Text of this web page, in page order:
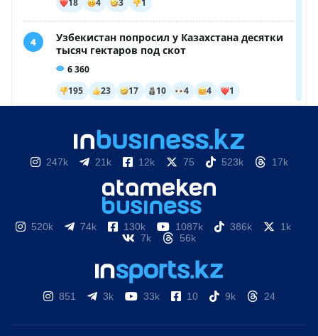
247k 21k 12k 75 523k 17k
520k 74k 130k 1087k 386k
1k
7k
56k
851 3k 33k 10 9k 24